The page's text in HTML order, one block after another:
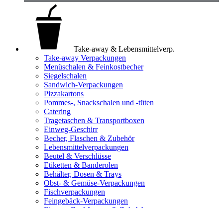
Take-away & Lebensmittelverp.
Take-away Verpackungen
Menüschalen & Feinkostbecher
Siegelschalen
Sandwich-Verpackungen
Pizzakartons
Pommes-, Snackschalen und -tüten
Catering
Tragetaschen & Transportboxen
Einweg-Geschirr
Becher, Flaschen & Zubehör
Lebensmittelverpackungen
Beutel & Verschlüsse
Etiketten & Banderolen
Behälter, Dosen & Trays
Obst- & Gemüse-Verpackungen
Fischverpackungen
Feingebäck-Verpackungen